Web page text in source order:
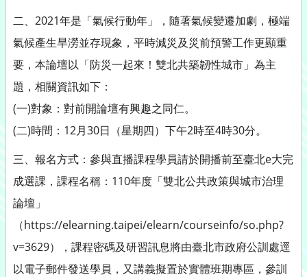
二、2021年是「氣候行動年」，隨著氣候變遷加劇，極端
氣候產生旱澇並存現象，平時減災及災前預警工作更顯重
要，本論壇以「防災一起來！雙北共築韌性城市」為主
題，相關資訊如下：
(一)對象：對前開論壇有興趣之同仁。
(二)時間：12月30日（星期四）下午2時至4時30分。
三、報名方式：參與直播課程學員請於開播前至臺北e大完
成選課，課程名稱：110年度「雙北公共政策與城市治理
論壇」
（https://elearning.taipei/elearn/courseinfo/so.php?
v=3629），課程密碼及研習訊息將由臺北市政府公訓處逕
以電子郵件發送學員，又講義擬置於實體班期專區，參訓